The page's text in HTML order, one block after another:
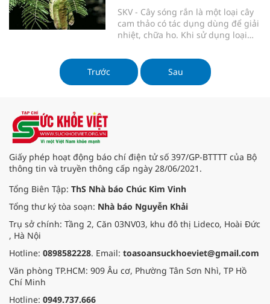
SKV - Cây sóng rắn là một loại cây
cam thảo có tác dụng dùng để giải
nhiệt, chữa ho. Khi sử dụng loại
thuốc, chúng có thể làm bệnh
thuyên giảm rõ rệt. Tuy nhiên nếu
sử dụng quá nhiều cũng có thể
Trước Sau
Giấy phép hoạt động báo chí điện tử số 397/GP-BTTTT của Bộ
thông tin và truyền thông cấp ngày 28/06/2021.
Tổng Biên Tập: ThS Nhà báo Chúc Kim Vinh
Tổng thư ký tòa soạn: Nhà báo Nguyễn Khải
Trụ sở chính: Tầng 2, Căn 03NV03, khu đô thị Lideco, Hoài Đức
, Hà Nội
Hotline: 0898582228. Email: toasoansuckhoeviet@gmail.com
Văn phòng TP.HCM: 909 Âu cơ, Phường Tân Sơn Nhì, TP Hồ
Chí Minh
Hotline: 0949.737.666